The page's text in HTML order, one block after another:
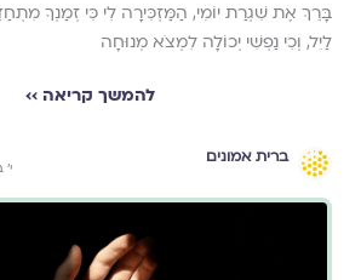
בָּרֵךְ אֶת שִׁגְרַת יוֹמִי, הַמַּזְכִּירָה לִי כִּי זְמַנְךָ
לַיִל, וְכִי נַפְשִׁי יְכוֹלָה לִמְצֹא מְנוּחָה
להמשך קריאה ››
ברית אמונים
י׳